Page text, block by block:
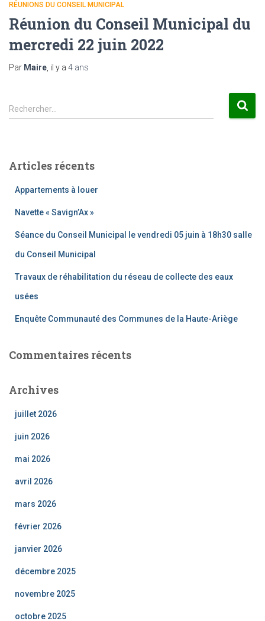
RÉUNIONS DU CONSEIL MUNICIPAL
Réunion du Conseil Municipal du
mercredi 22 juin 2022
Par Maire , il y a 4 ans
R
e
r
Rechercher…
Articles récents
Appartements à louer
Navette « Savign’Ax »
Séance du Conseil Municipal le vendredi 05 juin à 18h30 salle
du Conseil Municipal
Travaux de réhabilitation du réseau de collecte des eaux
usées
Enquête Communauté des Communes de la Haute-Ariège
Commentaires récents
Archives
juillet 2026
juin 2026
mai 2026
avril 2026
mars 2026
février 2026
janvier 2026
décembre 2025
novembre 2025
octobre 2025